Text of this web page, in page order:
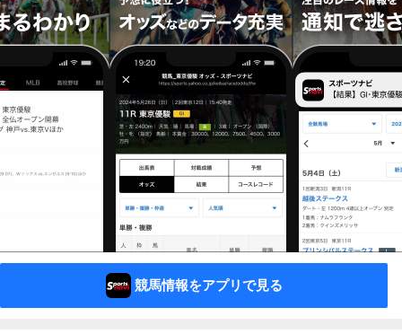
競馬情報をアプリで見る